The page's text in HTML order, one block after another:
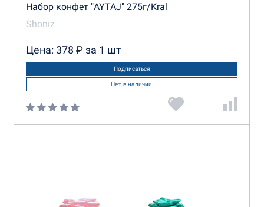
Набор конфет "AYTAJ" 275г/Kral
Shoniz
Цена: 378 ₽ за 1 шт
Подписаться
Нет в наличии